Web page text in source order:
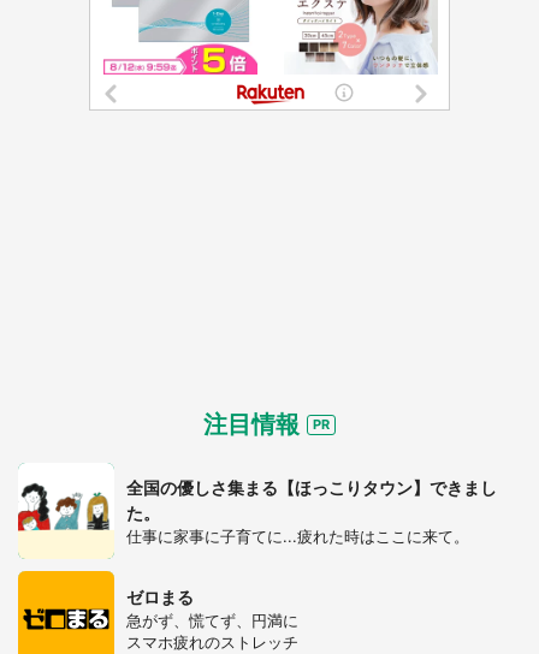
注目情報
全国の優しさ集まる【ほっこりタウン】できまし
た。
仕事に家事に子育てに...疲れた時はここに来て。
ゼロまる
急がず、慌てず、円満に
スマホ疲れのストレッチ